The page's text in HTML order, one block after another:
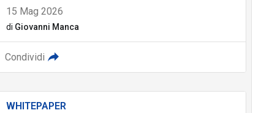
15 Mag 2026
di Giovanni Manca
Condividi
WHITEPAPER